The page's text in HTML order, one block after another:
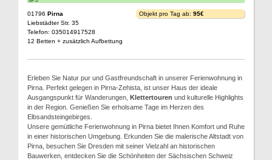
01796 Pirna
Liebstädter Str. 35
Telefon: 035014917528
12 Betten + zusätzlich Aufbettung
Objekt pro Tag ab: 95€
Erleben Sie Natur pur und Gastfreundschaft in unserer Ferienwohnung in
Pirna. Perfekt gelegen in Pirna-Zehista, ist unser Haus der ideale
Ausgangspunkt für Wanderungen, Klettertouren und kulturelle Highlights
in der Region. Genießen Sie erholsame Tage im Herzen des
Elbsandsteingebirges.
Unsere gemütliche Ferienwohnung in Pirna bietet Ihnen Komfort und Ruhe
in einer historischen Umgebung. Erkunden Sie die malerische Altstadt von
Pirna, besuchen Sie Dresden mit seiner Vielzahl an historischen
Bauwerken, entdecken Sie die Schönheiten der Sächsischen Schweiz